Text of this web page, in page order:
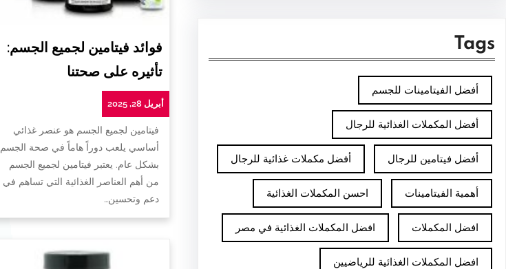
Tags
أفضل الفيتامينات للجسم
أفضل المكملات الغذائية للرجال
أفضل فيتامين للرجال أفضل مكملات غذائية للرجال
أهمية الفيتامينات احسن المكملات الغذائية
افضل المكملات افضل المكملات الغذائية في مصر
افضل المكملات الغذائية للرياضيين
فوائد فيتامين لجميع الجسم:
تأثيره على صحتنا
أبريل 28, 2025
فيتامين لجميع الجسم هو عنصر غذائي
أساسي يلعب دوراً هاماً في صحة الجسم
بشكل عام. يعتبر فيتامين لجميع الجسم
من أهم العناصر الغذائية التي تساهم في
دعم وتحسين…